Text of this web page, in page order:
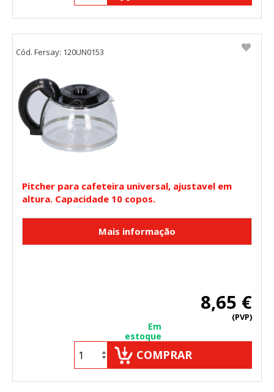
Pitcher para cafeteira universal, ajustavel em
altura. Capacidade 10 copos.
8,65 €
(PVP)
Em
estoque
COMPRAR
Cód. Fersay: 120UN0153